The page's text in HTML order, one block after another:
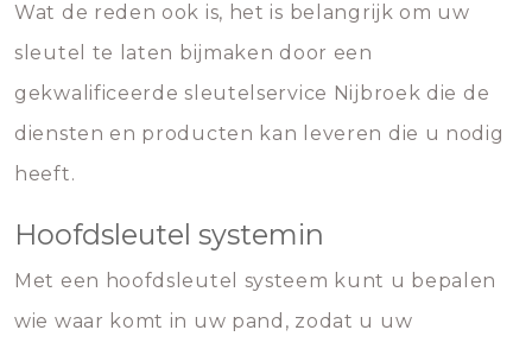
Wat de reden ook is, het is belangrijk om uw
sleutel te laten bijmaken door een
gekwalificeerde sleutelservice Nijbroek die de
diensten en producten kan leveren die u nodig
heeft.
Hoofdsleutel systemin
Met een hoofdsleutel systeem kunt u bepalen
wie waar komt in uw pand, zodat u uw